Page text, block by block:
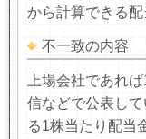
から計算できる配
不一致の内容
上場会社であれば
信などで公表し
る1株当たり配当